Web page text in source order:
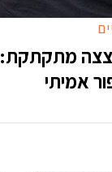
מתקתקת:
אמיתי